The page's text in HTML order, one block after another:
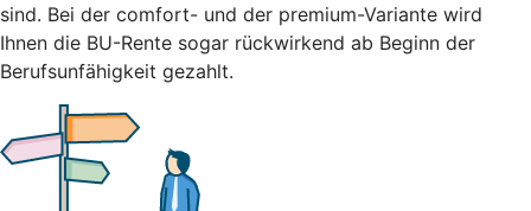
sind. Bei der comfort- und der premium-Variante wird
Ihnen die BU-Rente sogar rückwirkend ab Beginn der
Berufsunfähigkeit gezahlt.